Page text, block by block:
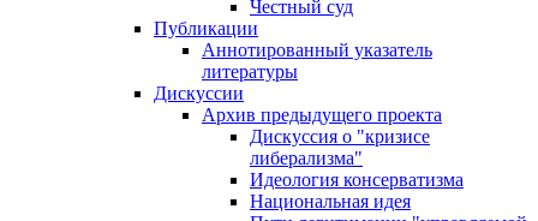
Честный суд
Публикации
Аннотированный указатель
литературы
Дискуссии
Архив предыдущего проекта
Дискуссия о "кризисе
либерализма"
Идеология консерватизма
Национальная идея